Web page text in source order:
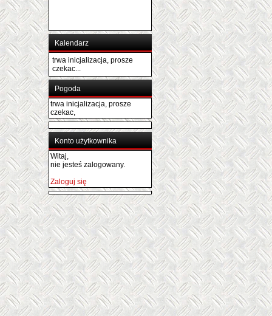
Kalendarz
trwa inicjalizacja, prosze
czekac...
Pogoda
trwa inicjalizacja, prosze
czekac,
Konto użytkownika
Witaj,
nie jesteś zalogowany.
Zaloguj się